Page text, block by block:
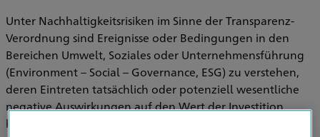
Unter Nachhaltigkeitsrisiken im Sinne der Transparenz-
Verordnung sind Ereignisse oder Bedingungen in den
Bereichen Umwelt, Soziales oder Unternehmensführung
(Environment – Social – Governance, ESG) zu verstehen,
deren Eintreten tatsächlich oder potenziell wesentliche
negative Auswirkungen auf den Wert der Investition
haben können.